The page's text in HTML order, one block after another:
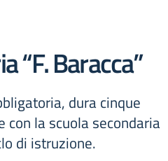
“F. Baracca”
dura cinque
con la scuola secondaria
di istruzione.